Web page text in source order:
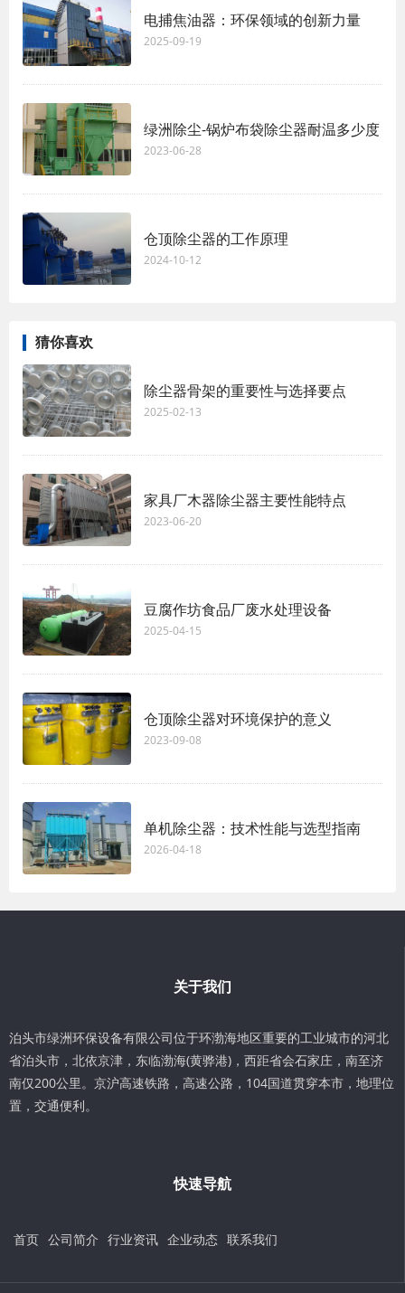
电捕焦油器：环保领域的创新力量
2025-09-19
绿洲除尘-锅炉布袋除尘器耐温多少度
2023-06-28
仓顶除尘器的工作原理
2024-10-12
猜你喜欢
除尘器骨架的重要性与选择要点
2025-02-13
家具厂木器除尘器主要性能特点
2023-06-20
豆腐作坊食品厂废水处理设备
2025-04-15
仓顶除尘器对环境保护的意义
2023-09-08
单机除尘器：技术性能与选型指南
2026-04-18
关于我们
泊头市绿洲环保设备有限公司位于环渤海地区重要的工业城市的河北
省泊头市，北依京津，东临渤海(黄骅港)，西距省会石家庄，南至济
南仅200公里。京沪高速铁路，高速公路，104国道贯穿本市，地理位
置，交通便利。
快速导航
首页 公司简介 行业资讯 企业动态 联系我们